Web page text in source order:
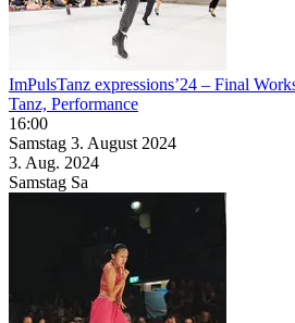
ImPulsTanz expressions’24 – Final
Tanz, Performance
16:00
Samstag 3. August 2024
3. Aug. 2024
Samstag Sa